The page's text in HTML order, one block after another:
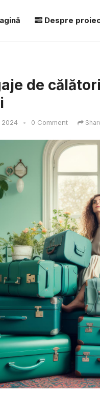
Despre
de
2024 • 0 Comment